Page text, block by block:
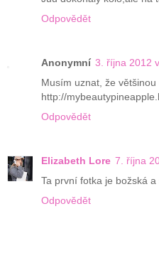
Odpovědět
Anonymní 3. října 2012
Musím uznat, že většinou
http://
Odpovědět
Elizabeth Lore 7. října
Ta první fotka je božská
Odpovědět